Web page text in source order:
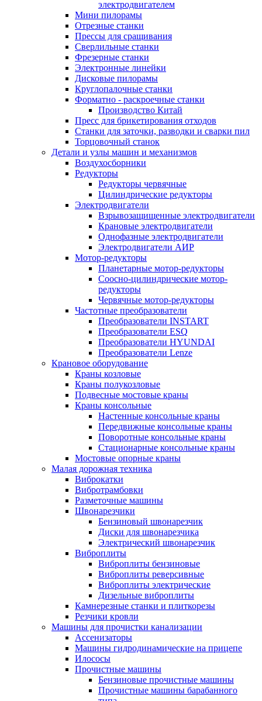
электродвигателем
Мини пилорамы
Отрезные станки
Прессы для сращивания
Сверлильные станки
Фрезерные станки
Электронные линейки
Дисковые пилорамы
Круглопалочные станки
Форматно - раскроечные станки
Производство Китай
Пресс для брикетирования отходов
Станки для заточки, разводки и сварки пил
Торцовочный станок
Детали и узлы машин и механизмов
Воздухосборники
Редукторы
Редукторы червячные
Цилиндрические редукторы
Электродвигатели
Взрывозащищенные электродвигатели
Крановые электродвигатели
Однофазные электродвигатели
Электродвигатели АИР
Мотор-редукторы
Планетарные мотор-редукторы
Соосно-цилиндрические мотор-
редукторы
Червячные мотор-редукторы
Частотные преобразователи
Преобразователи INSTART
Преобразователи ESQ
Преобразователи HYUNDAI
Преобразователи Lenze
Крановое оборудование
Краны козловые
Краны полукозловые
Подвесные мостовые краны
Краны консольные
Настенные консольные краны
Передвижные консольные краны
Поворотные консольные краны
Стационарные консольные краны
Мостовые опорные краны
Малая дорожная техника
Виброкатки
Вибротрамбовки
Разметочные машины
Швонарезчики
Бензиновый швонарезчик
Диски для швонарезчика
Электрический швонарезчик
Виброплиты
Виброплиты бензиновые
Виброплиты реверсивные
Виброплиты электрические
Дизельные виброплиты
Камнерезные станки и плиткорезы
Резчики кровли
Машины для прочистки канализации
Ассенизаторы
Машины гидродинамические на прицепе
Илососы
Прочистные машины
Бензиновые прочистные машины
Прочистные машины барабанного